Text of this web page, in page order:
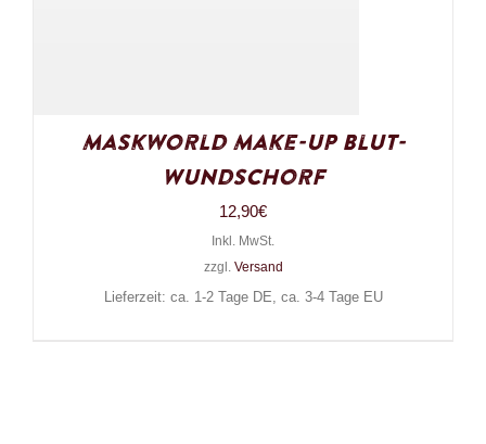
Maskworld Make-Up Blut-
Wundschorf
12,90€
Inkl. MwSt.
zzgl. Versand
Lieferzeit: ca. 1-2 Tage DE, ca. 3-4 Tage EU